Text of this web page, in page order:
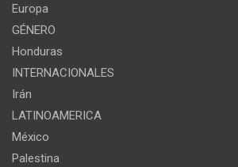
Europa
GÉNERO
Honduras
INTERNACIONALES
Irán
LATINOAMERICA
México
Palestina